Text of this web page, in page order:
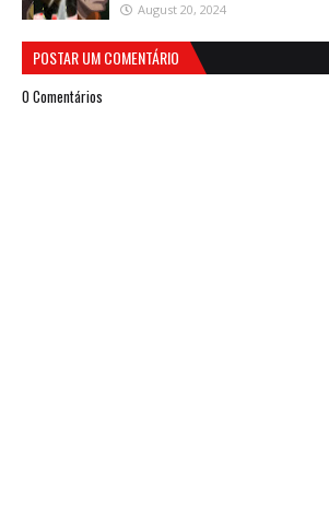
August 20, 2024
POSTAR UM COMENTÁRIO
0 Comentários